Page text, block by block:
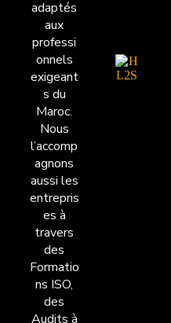
adaptés
aux
professi
onnels
exigeant
s du
Maroc.
Nous
l’accomp
agnons
aussi les
entrepris
es à
travers
des
Formatio
ns ISO,
des
Audits à